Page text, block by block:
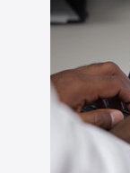
الرعاية
لديك